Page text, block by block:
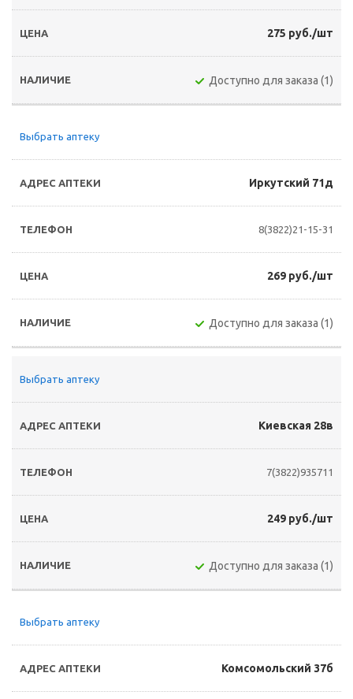
275 руб./шт
Доступно для заказа (1)
Выбрать аптеку
Иркутский 71д
8(3822)21-15-31
269 руб./шт
Доступно для заказа (1)
Выбрать аптеку
Киевская 28в
7(3822)935711
249 руб./шт
Доступно для заказа (1)
Выбрать аптеку
Комсомольский 37б